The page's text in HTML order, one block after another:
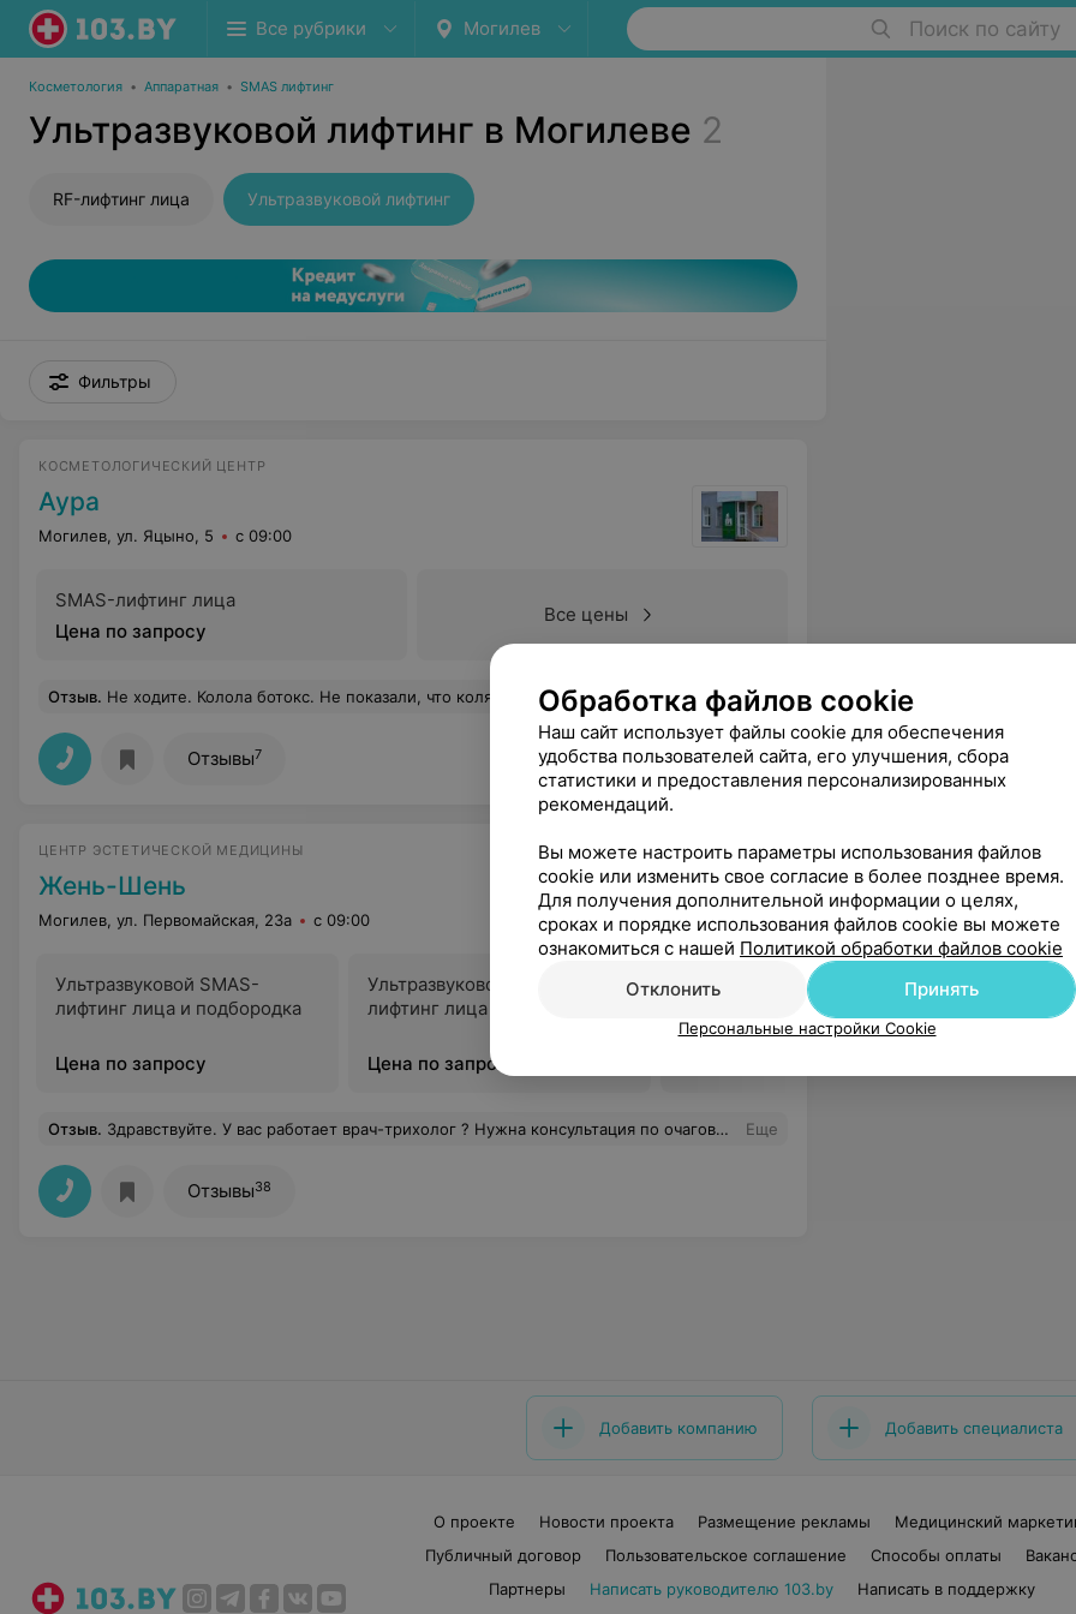
Все рубрики Могилев Поиск по сайту
Косметология • Аппаратная • SMAS лифтинг
Ультразвуковой лифтинг в Могилеве 2
RF-лифтинг лица Ультразвуковой лифтинг
Фильтры
КОСМЕТОЛОГИЧЕСКИЙ ЦЕНТР
Аура
Могилев, ул. Яцыно, 5 с 09:00
SMAS-лифтинг лица
Цена по запросу
Все цены
Отзыв. Не ходите. Колола ботокс. Не показали, что колят, сколько колят. Поверила в порядочность. Зря. Заплатила 115 рублей не за что. При повторном обращении косметолог делала удивлённый глаза"где не взялось, все взялось", хотя я делаю межбровие не в первый раз и знаю, Как должно быть. Надо ездить в большие салоны. Жду повторного приёма. Потом напишу. Еще
Отзывы7
ЦЕНТР ЭСТЕТИЧЕСКОЙ МЕДИЦИНЫ
Жень-Шень
Могилев, ул. Первомайская, 23а с 09:00
Ультразвуковой SMAS-
лифтинг лица и подбородка
Цена по запросу
Ультразвуковой SMAS-
лифтинг лица
Цена по запросу
Ультразвуковой SMAS-
лифтинг области средней,
нижней трети лица и
лифтинг
лица и
Цена по
Отзыв. Здравствуйте. У вас работает врач-трихолог ? Нужна консультация по очаговой алопеции Еще
Отзывы38
Добавить компанию Добавить специалиста
О проекте Новости проекта Размещение рекламы
Медицинский
Публичный договор
Пользовательское соглашение Способы оплаты
Партнеры
Написать руководителю 103.by
Написать в поддержку
Обработка файлов cookie
Наш сайт использует файлы cookie для обеспечения
удобства пользователей сайта, его улучшения, сбора
статистики и предоставления персонализированных
рекомендаций.
Вы можете настроить параметры использования файлов
cookie или изменить свое согласие в более позднее время.
Для получения дополнительной информации о целях,
сроках и порядке использования файлов cookie вы можете
ознакомиться с нашей Политикой обработки файлов cookie
Отклонить
Принять
Персональные настройки Cookie